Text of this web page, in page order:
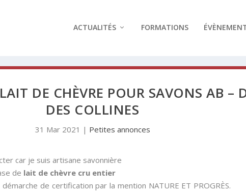
ACTUALITÉS FORMATIONS
DE CHÈVRE POUR SAVONS AB –
DES COLLINES
31 Mar 2021 | Petites annonces
car je suis artisane savonnière
de lait de chèvre cru entier
de certification par la mention NATURE ET PROGRÈS.